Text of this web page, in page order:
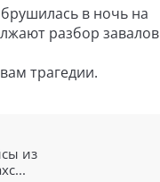
в ночь на
разбор завалов
трагедии.
из